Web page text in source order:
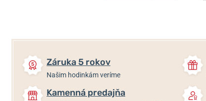
Záruka 5 rokov
Našim hodinkám veríme
Kamenná predajňa